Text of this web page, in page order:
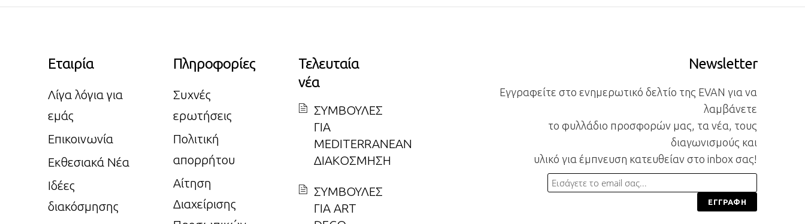
Εταιρία
Λίγα λόγια για
εμάς
Επικοινωνία
Εκθεσιακά Νέα
Ιδέες
διακόσμησης
Πληροφορίες
Συχνές
ερωτήσεις
Πολιτική
απορρήτου
Αίτηση
Διαχείρισης
Τελευταία
νέα
ΣΥΜΒΟΥΛΕΣ
ΓΙΑ
MEDITERRANEAN
ΔΙΑΚΟΣΜΗΣΗ
ΣΥΜΒΟΥΛΕΣ
ΓΙΑ ART
Newsletter
Εγγραφείτε στο ενημερωτικό δελτίο της EVAN για να
λαμβάνετε
το φυλλάδιο προσφορών μας, τα νέα, τους
διαγωνισμούς και
υλικό για έμπνευση κατευθείαν στο inbox σας!